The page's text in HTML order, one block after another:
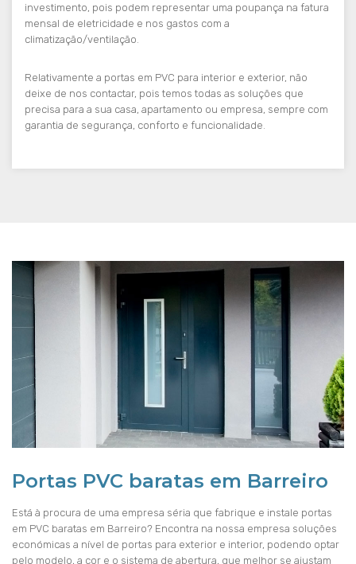
investimento, pois podem representar uma poupança na fatura
mensal de eletricidade e nos gastos com a
climatização/ventilação.
Relativamente a portas em PVC para interior e exterior, não
deixe de nos contactar, pois temos todas as soluções que
precisa para a sua casa, apartamento ou empresa, sempre com
garantia de segurança, conforto e funcionalidade.
Portas PVC baratas em Barreiro
Está à procura de uma empresa séria que fabrique e instale portas
em PVC baratas em Barreiro? Encontra na nossa empresa soluções
económicas a nível de portas para exterior e interior, podendo optar
pelo modelo, a cor e o sistema de abertura, que melhor se ajustam